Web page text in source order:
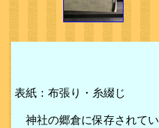
表紙：布張り・糸綴じ
神社の郷倉に保存されてい